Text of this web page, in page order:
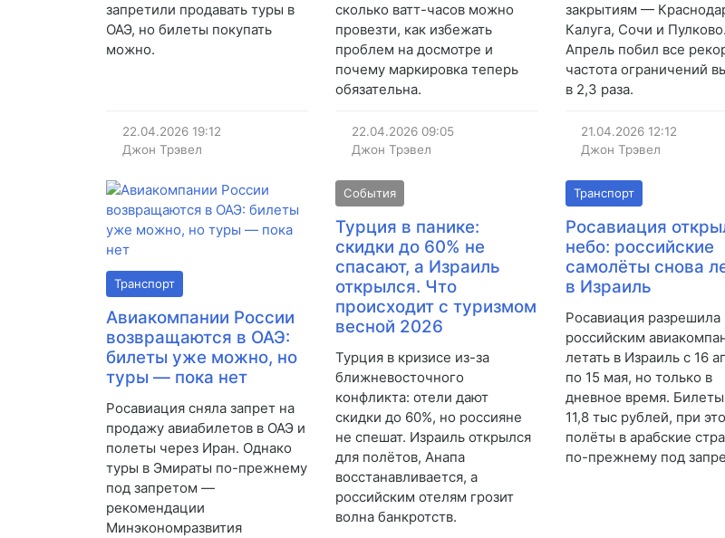
запретили продавать туры в
ОАЭ, но билеты покупать
можно.
22.04.2026 19:12
Джон Трэвел
сколько ватт-часов можно
провезти, как избежать
проблем на досмотре и
почему маркировка теперь
обязательна.
22.04.2026 09:05
Джон Трэвел
закрытиям —
Калуга, Сочи и Пулково.
Апрель побил все
частота ограничений
в 2,3 раза.
21.04.2026 12:12
Джон Трэвел
Транспорт
Авиакомпании России
возвращаются в ОАЭ:
билеты уже можно, но
туры — пока нет
Росавиация сняла запрет на
продажу авиабилетов в ОАЭ и
полеты через Иран. Однако
туры в Эмираты по-прежнему
под запретом —
рекомендации
Минэкономразвития
События
Турция в панике:
скидки до 60% не
спасают, а Израиль
открылся. Что
происходит с туризмом
весной 2026
Турция в кризисе из-за
ближневосточного
конфликта: отели дают
скидки до 60%, но россияне
не спешат. Израиль открылся
для полётов, Анапа
восстанавливается, а
российским отелям грозит
волна банкротств.
Транспорт
Росавиация
небо: российские
самолёты снова
в Израиль
Росавиация разрешила
российским
летать в Израиль с 16
по 15 мая, но только в
дневное время. Билеты
11,8 тыс рублей, при
полёты в арабские
по-прежнему под